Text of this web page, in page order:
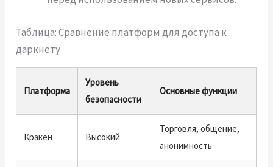
Таблица: Сравнение платформ для доступа к
даркнету
Платформа
Уровень
безопасности
Основные функции
Кракен Высокий
Торговля, общение,
анонимность